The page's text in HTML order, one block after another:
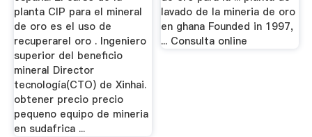
planta CIP para el mineral
de oro es el uso de
recuperarel oro . Ingeniero
superior del beneficio
mineral Director
tecnología(CTO) de Xinhai.
obtener precio precio
pequeno equipo de mineria
en sudafrica ...
lavado de la mineria de oro
en ghana Founded in 1997,
... Consulta online